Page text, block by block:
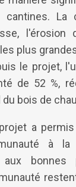
La
plus
le projet,
de 52 %,
du bois de
a
à
aux bonnes